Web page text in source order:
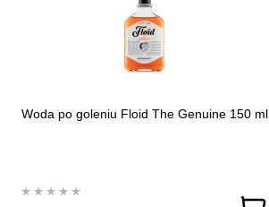
Woda po goleniu Floid The Genuine 150 ml